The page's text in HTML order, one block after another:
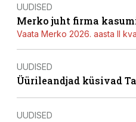
UUDISED
Merko juht firma
Vaata Merko 2026. aasta II
UUDISED
Üürileandjad küsivad
UUDISED